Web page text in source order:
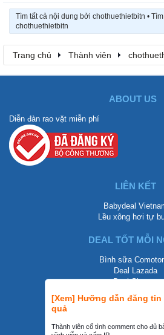
[Xem] Hưỡng dẫn đăng tin
quả
Thành viên cố tình comment cho đủ
Tìm tất cả nội dung bởi chothuethietbitn
chothuethietbitn
Trang chủ Thành viên
ABOUT US
Diễn đàn rao vặt miễn phí
LIÊN KẾT
Babydeal
Lều xông hơi tự
DEAL TỐT MỖI
Bình sữa
Deal Lazada
Deal Shopee
LIÊN HỆ
0858002468